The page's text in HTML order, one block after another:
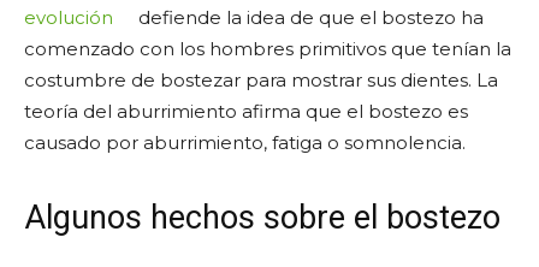
evolución
defiende la idea de que el bostezo ha
comenzado con los hombres primitivos que tenían la
costumbre de bostezar para mostrar sus dientes. La
teoría del aburrimiento afirma que el bostezo es
causado por aburrimiento, fatiga o somnolencia.
Algunos hechos sobre el bostezo